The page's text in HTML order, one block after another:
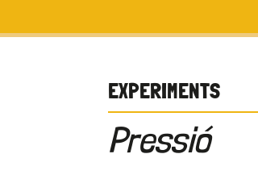
EXPERIMENTS
Pressió